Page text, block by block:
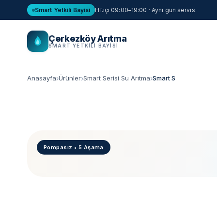
Smart Yetkili Bayisi Hf.içi 09:00–19:00 · Aynı gün servis
Çerkezköy Arıtma
SMART YETKILI BAYISI
Anasayfa Ürünler Smart Serisi Su Arıtma Smart S
Pompasız • 5 Aşama